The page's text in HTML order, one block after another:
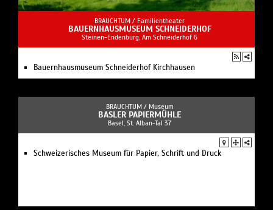
BRAUCHTUM / Familientheater
BAUERNHAUSMUSEUM SCHNEIDERHOF
Steinen-Endenburg, Am Schneiderhof 6
Bauernhausmuseum Schneiderhof Kirchhausen
BRAUCHTUM / Museum
BASLER PAPIERMÜHLE
Basel, St. Alban-Tal 37
Schweizerisches Museum für Papier, Schrift und Druck